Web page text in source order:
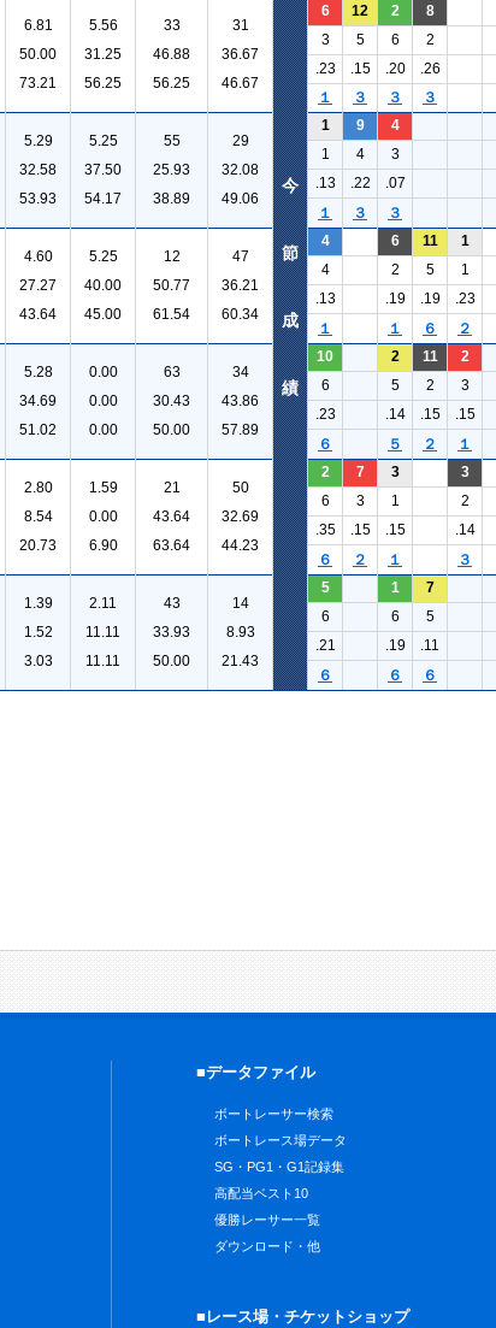
6.81
50.00
73.21
5.56
31.25
56.25
33
46.88
56.25
31
36.67
46.67
6 12 2
8
3
5 6
2
.23
.15 .20
.26
１
３ ３ ３
5.29
32.58
53.93
5.25
37.50
54.17
55
25.93
38.89
29
32.08
49.06
1 9 4
1 4
3
.13
.22
.07
１
３ ３
4.60
27.27
43.64
5.25
40.00
45.00
12
50.77
61.54
47
36.21
60.34
4 6 11 1
4 2 5
1
.13
.19 .19
.23
１
１ ６ ２
5.28
34.69
51.02
0.00
0.00
0.00
63
30.43
50.00
34
43.86
57.89
10 2 11 2
6 5 2
3
.23
.14 .15
.15
６
５ ２ １
2.80
8.54
20.73
1.59
0.00
6.90
21
43.64
63.64
50
32.69
44.23
2 7 3 3
6 3 1
2
.35
.15 .15
.14
６
２ １ ３
1.39
1.52
3.03
2.11
11.11
11.11
43
33.93
50.00
14
8.93
21.43
5 1
7
6
6
5
.21
.19
.11
６
６ ６
今
節
成
績
■データファイル
ボートレーサー検索
ボートレース場データ
SG・PG1・G1記録集
高配当ベスト10
優勝レーサー一覧
ダウンロード・他
■レース場・チケットショップ